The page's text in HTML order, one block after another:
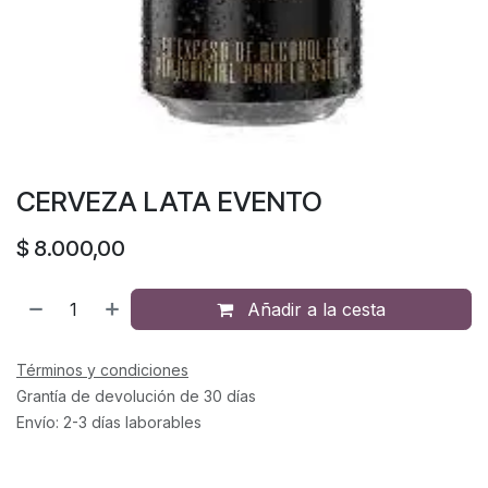
CERVEZA LATA EVENTO
$ 8.000,00
Añadir a la cesta
Términos y condiciones
Grantía de devolución de 30 días
Envío: 2-3 días laborables